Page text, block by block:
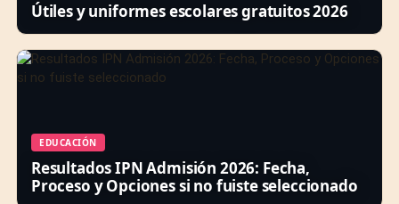
Útiles y uniformes escolares gratuitos 2026
EDUCACIÓN
Resultados IPN Admisión 2026: Fecha,
Proceso y Opciones si no fuiste seleccionado